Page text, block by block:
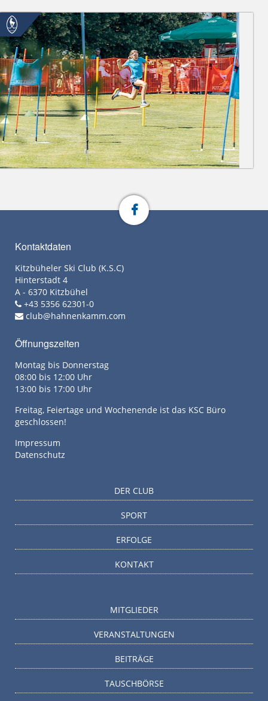
Kontaktdaten
Kitzbüheler Ski Club (K.S.C)
Hinterstadt 4
A - 6370 Kitzbühel
+43 5356 62301-0
club@hahnenkamm.com
Öffnungszeiten
Montag bis Donnerstag
08:00 bis 12:00 Uhr
13:00 bis 17:00 Uhr
Freitag, Feiertage und Wochenende ist das KSC Büro
geschlossen!
Impressum
Datenschutz
DER CLUB
SPORT
ERFOLGE
KONTAKT
MITGLIEDER
VERANSTALTUNGEN
BEITRÄGE
TAUSCHBÖRSE